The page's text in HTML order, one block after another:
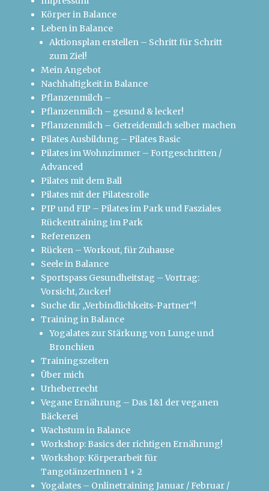
Körper in Balance
Leben in Balance
Aktionsplan erstellen – Schritt für Schritt
zum Ziel!
Mein Angebot
Nachhaltigkeit in Balance
Pflanzenmilch –
Pflanzenmilch – gesund & lecker!
Pflanzenmilch – Getreidemilch selber machen
Pilates Ausbildung – Pilates Basic
Pilates im Wohnzimmer – Fortgeschritten /
Advanced
Pilates mit dem Ball
Pilates mit der Pilatesrolle
PIP und FIP – Pilates im Park und Fasziales
Rückentraining im Park
Referenzen
Rücken – Workout, für Zuhause
Seele in Balance
Sportspass Gesundheitstag – Vortrag:
Vorsicht, Zucker!
Suche dir „Verbindlichkeits-Partner“!
Training in Balance
Yogalates zur Stärkung von Lunge und
Bronchien
Trainingszeiten
Über mich
Urheberrecht
Vegane Ernährung – Das 1&1 der veganen
Bäckerei
Wachstum in Balance
Workshop: Basics der richtigen Ernährung!
Workshop: Körperarbeit für
TangotänzerInnen 1 + 2
Yogalates – Onlinetraining Januar / Februar /